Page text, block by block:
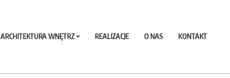
ARCHITEKTURA WNĘTRZ REALIZACJE O NAS KONTAKT